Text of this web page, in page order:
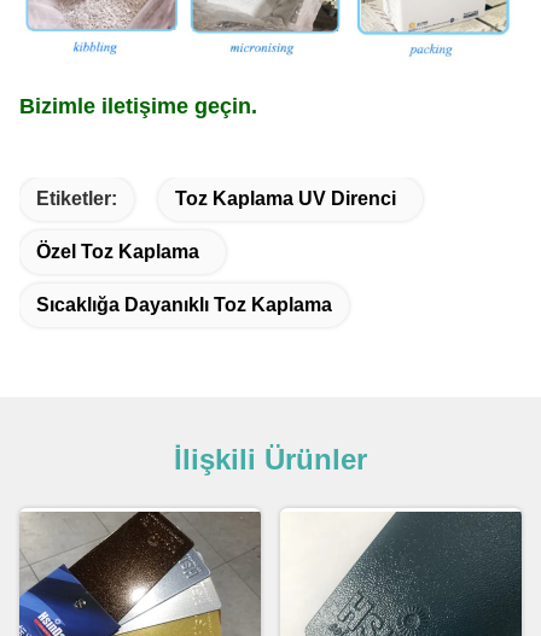
Bizimle iletişime geçin.
Etiketler: Toz Kaplama UV Direnci
Özel Toz Kaplama
Sıcaklığa Dayanıklı Toz Kaplama
İlişkili Ürünler